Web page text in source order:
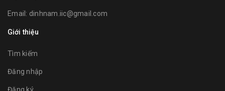
Email: dinhnam.iic@gmail.com
Giới thiệu
Tìm kiếm
Đăng nhập